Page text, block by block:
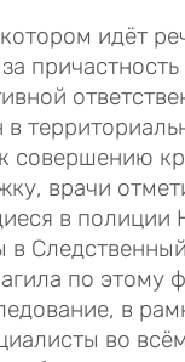
идёт
совершению
врачи
в полиции
по этому
в
во